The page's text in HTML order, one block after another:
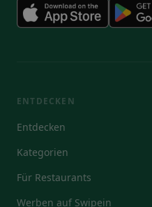
ENTDECKEN
Entdecken
Kategorien
Für Restaurants
Werben auf Swipein